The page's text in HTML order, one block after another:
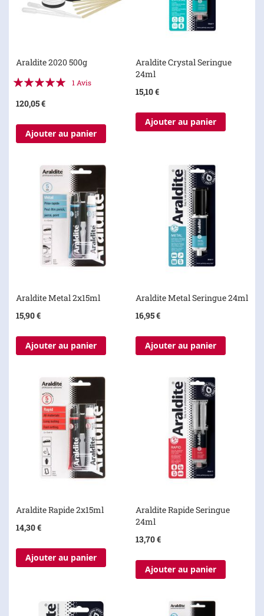
Araldite 2020 500g
Évaluation:
1 Avis
120,05 €
Ajouter au panier
Araldite Crystal Seringue
24ml
15,10 €
Ajouter au panier
Araldite Metal 2x15ml
15,90 €
Ajouter au panier
Araldite Metal Seringue 24ml
16,95 €
Ajouter au panier
Araldite Rapide 2x15ml
14,30 €
Ajouter au panier
Araldite Rapide Seringue
24ml
13,70 €
Ajouter au panier